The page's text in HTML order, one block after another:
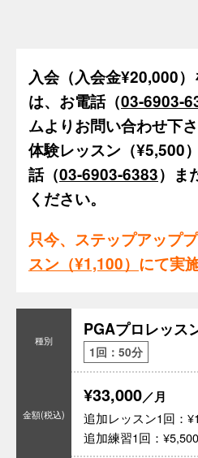
入会（入会金¥20,000
は、お電話（03-6903-
ムよりお問い合わせ下さ
体験レッスン（¥5,500）
話（03-6903-6383）ま
ください。
只今、ステップアップ
スン（¥1,100） にて実
PGAプロレッス
1回：50分
¥33,000／月
追加レッスン1回：
追加練習1回：¥5,500